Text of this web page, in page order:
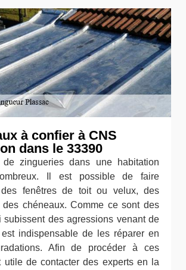
à confier à CNS
dans le 33390
de zingueries dans une habitation
Il est possible de faire
des fenêtres de toit ou velux, des
des chéneaux. Comme ce sont des
subissent des agressions venant de
est indispensable de les réparer en
Afin de procéder à ces
utile de contacter des experts en la